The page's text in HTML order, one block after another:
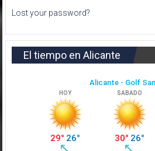
Lost your password?
El tiempo en Alicante